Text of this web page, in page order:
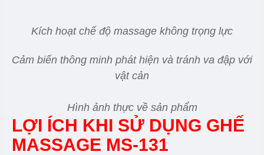
Kích hoạt chế độ massage không trọng lực
Cảm biến thông minh phát hiện và tránh va đập với
vật cản
Hình ảnh thực về sản phẩm
LỢI ÍCH KHI SỬ DỤNG GHẾ
MASSAGE MS-131